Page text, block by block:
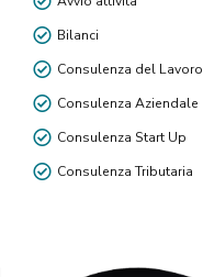
Bilanci
Consulenza del Lavoro
Consulenza Aziendale
Consulenza Start Up
Consulenza Tributaria